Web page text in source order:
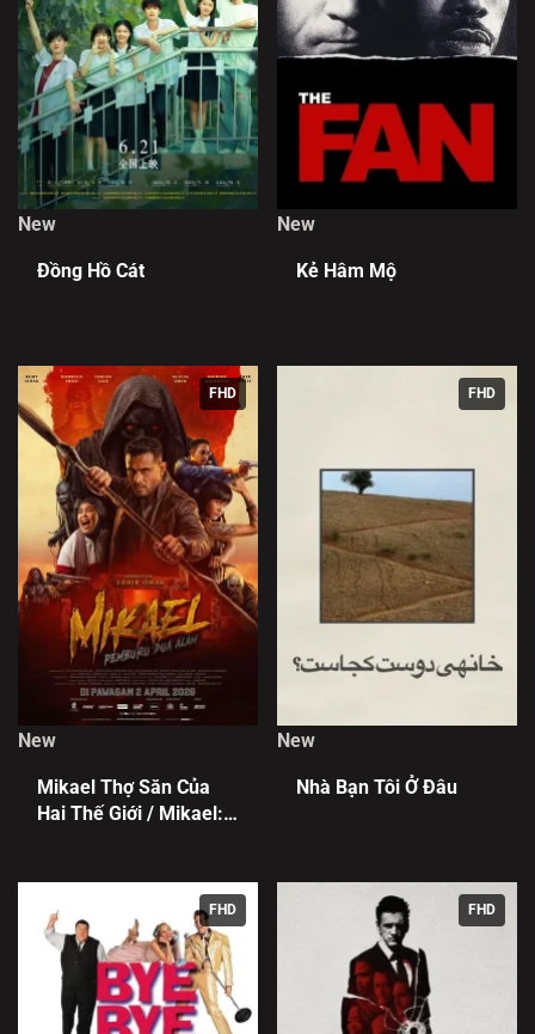
New
Đồng Hồ Cát
New
Kẻ Hâm Mộ
FHD
New
Mikael Thợ Săn Của
Hai Thế Giới / Mikael:
FHD
New
Nhà Bạn Tôi Ở Đâu
FHD FHD